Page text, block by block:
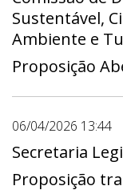
Sustentável,
Ambiente e
Proposição
06/04/2026 13:44
Secretaria
Proposição